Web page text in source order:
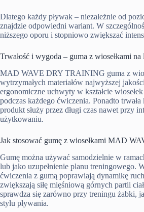
Dlatego każdy pływak – niezależnie od
znajdzie odpowiedni wariant. W
niższego oporu i stopniowo zwiększać
Trwałość i wygoda – guma z wiosełkami na
MAD WAVE DRY TRAINING guma z
wytrzymałych materiałów najwyższej
ergonomiczne uchwyty w kształcie
podczas każdego ćwiczenia. Ponadto
produkt służy przez długi czas nawet przy
użytkowaniu.
Jak stosować gumę z wiosełkami MAD
Gumę można używać samodzielnie w
lub jako uzupełnienie planu treningowego.
ćwiczenia z gumą poprawiają dynamikę
zwiększają siłę mięśniową górnych partii
sprawdza się zarówno przy treningu żabki,
stylu pływania.